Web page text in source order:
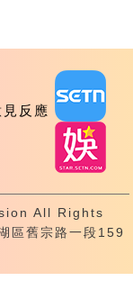
見反應
All Rights
區舊宗路一段159